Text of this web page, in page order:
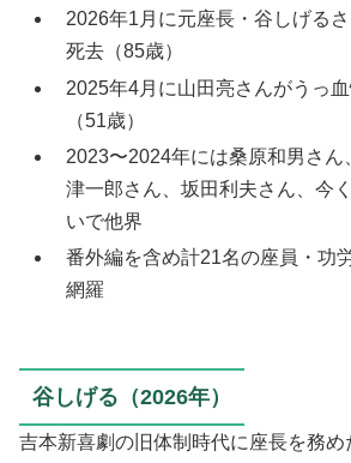
2026年1月に元座長・谷しげる
死去（85歳）
2025年4月に山田亮さんがうっ
（51歳）
2023〜2024年には桑原和男さん
津一郎さん、坂田利夫さん、今
いで他界
番外編を含め計21名の座員・功
網羅
谷しげる（2026年）
吉本新喜劇の旧体制時代に座長を務め